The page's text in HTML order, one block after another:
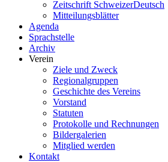
Zeitschrift SchweizerDeutsch
Mitteilungsblätter
Agenda
Sprachstelle
Archiv
Verein
Ziele und Zweck
Regionalgruppen
Geschichte des Vereins
Vorstand
Statuten
Protokolle und Rechnungen
Bildergalerien
Mitglied werden
Kontakt